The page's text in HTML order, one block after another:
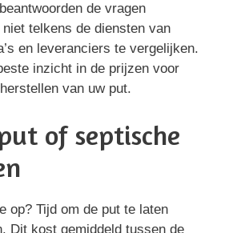
de vragen
niet telkens de diensten van
en leveranciers te vergelijken.
inzicht in de prijzen voor
van uw put.
of septische
op? Tijd om de put te laten
Dit kost gemiddeld tussen de